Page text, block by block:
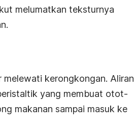
melumatkan teksturnya
melewati kerongkongan. Aliran
yang membuat otot-
makanan sampai masuk ke